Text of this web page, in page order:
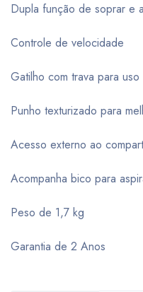
Dupla função de soprar e
Controle de velocidade
Gatilho com trava para
Punho texturizado para
Acesso externo ao
Acompanha bico para
Peso de 1,7 kg
Garantia de 2 Anos